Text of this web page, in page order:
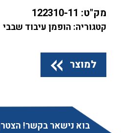
מק"ט: 122310-11
קטגוריה: הופמן עיבוד שבבי
למוצר
בוא נישאר בקשר!